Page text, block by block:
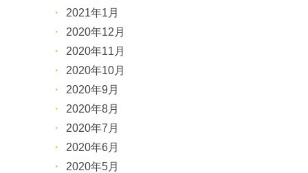
2021年1月
2020年12月
2020年11月
2020年10月
2020年9月
2020年8月
2020年7月
2020年6月
2020年5月